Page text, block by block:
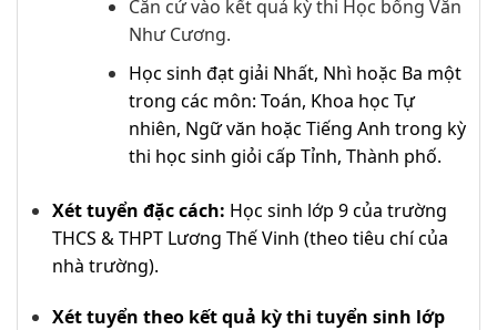
Căn cứ vào kết quả kỳ thi Học bổng Văn
Như Cương.
Học sinh đạt giải Nhất, Nhì hoặc Ba một
trong các môn: Toán, Khoa học Tự
nhiên, Ngữ văn hoặc Tiếng Anh trong kỳ
thi học sinh giỏi cấp Tỉnh, Thành phố.
Xét tuyển đặc cách: Học sinh lớp 9 của trường
THCS & THPT Lương Thế Vinh (theo tiêu chí của
nhà trường).
Xét tuyển theo kết quả kỳ thi tuyển sinh lớp